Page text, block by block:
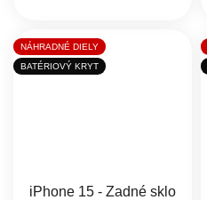
NÁHRADNÉ DIELY
BATÉRIOVÝ KRYT
iPhone 15 - Zadné sklo